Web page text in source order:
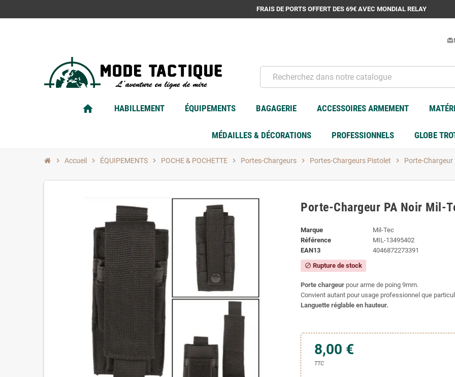
FRAIS DE PORTS OFFERT DES 69€ AVEC MONDIAL RELAY
card_giftcard
home HABILLEMENT ÉQUIPEMENTS BAGAGERIE ACCESSOIRES ARMEMENT
MÉDAILLES & DÉCORATIONS PROFESSIONNELS GLOBE
chevron_right Accueil chevron_right ÉQUIPEMENTS chevron_right POCHE & POCHETTE chevron_right Portes-Chargeurs chevron_right Portes-Chargeurs Pistolet chevron_right Porte-Chargeur
Porte-Chargeur PA Noir Mil-
Marque
Mil-Tec
Référence
MIL-13495402
EAN13
4046872273391
block Rupture de stock
Porte chargeur pour arme de poing 9mm.
Convient autant pour usage professionnel que
Languette réglable en hauteur.
8,00 €
TTC